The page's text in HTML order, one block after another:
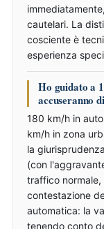
cautelari. La
cosciente è
esperienza
Ho guidato a
accuseranno
180 km/h in
km/h in zona
la
(con
traffico
contestazione
automatica: la
tenendo conto